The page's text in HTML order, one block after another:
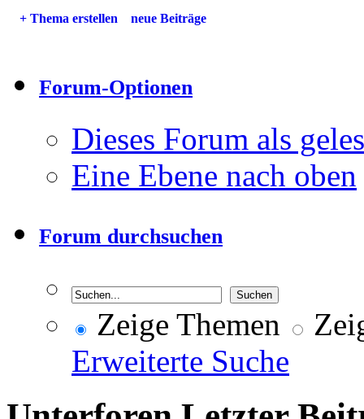
+ Thema erstellen neue Beiträge
Forum-Optionen
Dieses Forum als
Eine Ebene nach oben
Forum durchsuchen
Zeige Themen
Erweiterte Suche